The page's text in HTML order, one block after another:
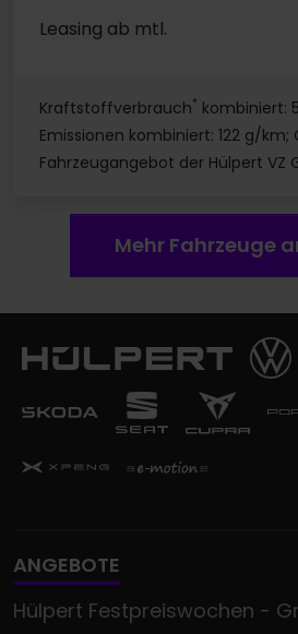
Leasing ab mtl.
Kraftstoffverbrauch* kombiniert:
Emissionen kombiniert: 122 g/km;
Fahrzeugangebot der Hülpert VZ
Mehr Fahrzeuge
ANGEBOTE
Hülpert Festpreiswochen -